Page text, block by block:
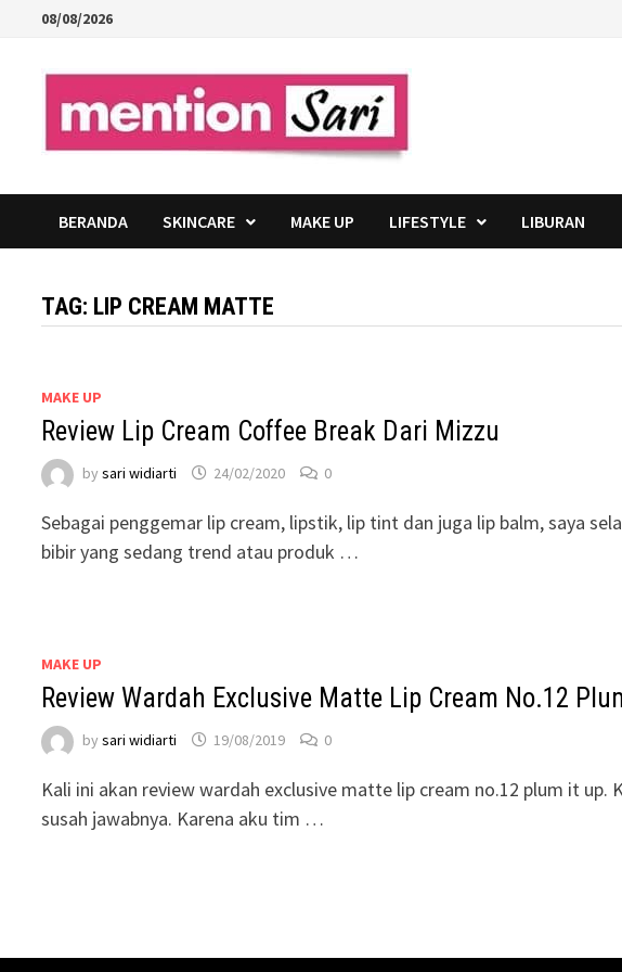
content
08/08/2026
BERANDA SKINCARE MAKE UP LIFESTYLE LIBURAN
TAG: LIP CREAM MATTE
MAKE UP
Review Lip Cream Coffee Break Dari Mizzu
bysari widiarti 24/02/2020 0
Sebagai penggemar lip cream, lipstik, lip tint dan juga lip balm, saya
bibir yang sedang trend atau produk …
MAKE UP
Review Wardah Exclusive Matte Lip Cream No.12
bysari widiarti 19/08/2019 0
Kali ini akan review wardah exclusive matte lip cream no.12 plum it
susah jawabnya. Karena aku tim …